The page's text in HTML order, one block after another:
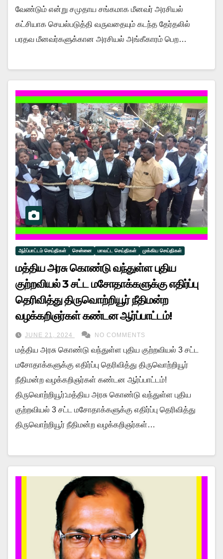
வேண்டும் என்று சமுதாய சங்கமாக மீனவர் அரசியல்
கட்சியாக செயல்படுத்தி வருவதையும் கடந்த தேர்தலில்
பரதவ மீனவர்களுக்கான அரசியல் அங்கீகாரம் பெற…
ஆர்ப்பாட்டம் செய்திகள் சென்னை மாவட்ட செய்திகள் முக்கிய செய்திகள்
மத்திய அரசு கொண்டு வந்துள்ள புதிய
குற்றவியல் 3 சட்ட மசோதாக்களுக்கு எதிர்ப்பு
தெரிவித்து திருவொற்றியூர் நீதிமன்ற
வழக்கறிஞர்கள் கண்டன ஆர்ப்பாட்டம்!
JUNE 21, 2024 NO COMMENTS
மத்திய அரசு கொண்டு வந்துள்ள புதிய குற்றவியல் 3 சட்ட
மசோதாக்களுக்கு எதிர்ப்பு தெரிவித்து திருவொற்றியூர்
நீதிமன்ற வழக்கறிஞர்கள் கண்டன ஆர்ப்பாட்டம்!
திருவொற்றியூர்:மத்திய அரசு கொண்டு வந்துள்ள புதிய
குற்றவியல் 3 சட்ட மசோதாக்களுக்கு எதிர்ப்பு தெரிவித்து
திருவொற்றியூர் நீதிமன்ற வழக்கறிஞர்கள்…